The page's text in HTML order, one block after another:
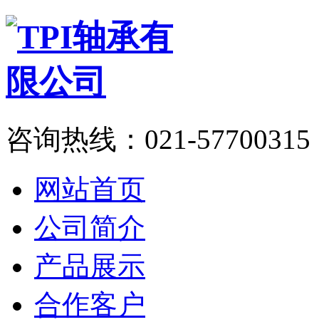
咨询热线： 021-57700315
网站首页
公司简介
产品展示
合作客户